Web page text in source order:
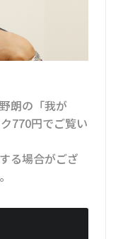
朗の「我が
770円でご覧い
る場合がござ